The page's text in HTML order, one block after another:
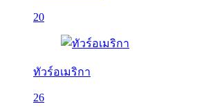
20
ทัวร์อเมริกา
26